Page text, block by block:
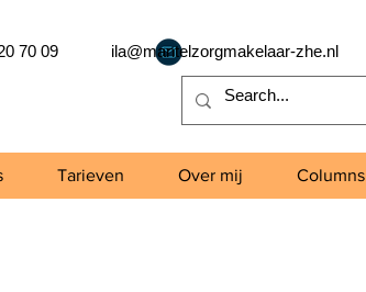
70 09 ila@mantelzorgmakelaar-zhe.nl
Tarieven Over mij Columns